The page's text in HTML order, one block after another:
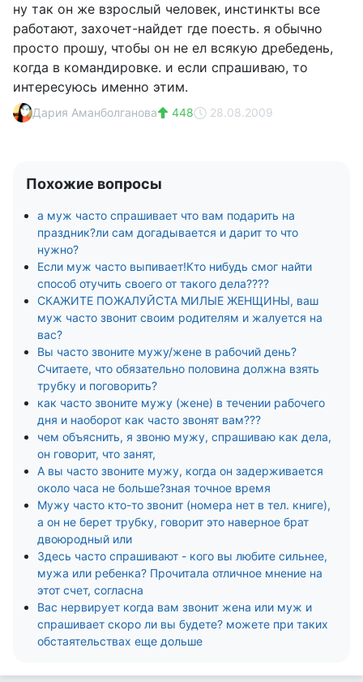
ну так он же взрослый человек, инстинкты все
работают, захочет-найдет где поесть. я обычно
просто прошу, чтобы он не ел всякую дребедень,
когда в командировке. и если спрашиваю, то
интересуюсь именно этим.
Дария Аманболганова 448 28.08.2009
Похожие вопросы
а муж часто спрашивает что вам подарить на
праздник?ли сам догадывается и дарит то что
нужно?
Если муж часто выпивает!Кто нибудь смог найти
способ отучить своего от такого дела????
СКАЖИТЕ ПОЖАЛУЙСТА МИЛЫЕ ЖЕНЩИНЫ, ваш
муж часто звонит своим родителям и жалуется на
вас?
Вы часто звоните мужу/жене в рабочий день?
Считаете, что обязательно половина должна взять
трубку и поговорить?
как часто звоните мужу (жене) в течении рабочего
дня и наоборот как часто звонят вам???
чем объяснить, я звоню мужу, спрашиваю как дела,
он говорит, что занят,
А вы часто звоните мужу, когда он задерживается
около часа не больше?зная точное время
Мужу часто кто-то звонит (номера нет в тел. книге),
а он не берет трубку, говорит это наверное брат
двоюродный или
Здесь часто спрашивают - кого вы любите сильнее,
мужа или ребенка? Прочитала отличное мнение на
этот счет, согласна
Вас нервирует когда вам звонит жена или муж и
спрашивает скоро ли вы будете? можете при таких
обстаятельствах еще дольше